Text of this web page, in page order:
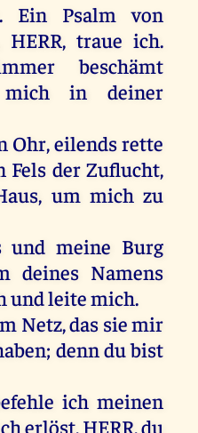
Ein Psalm
von
HERR,traue ich.
beschämt
mich in
deiner
Ohr,eilendsrette
Fels der Zuflucht,
, um mich zu
und meine Burg
deines Namens
undleitemich.
Netz,das siemir
; denndubist
ich meinen
erlöst,HERR,du